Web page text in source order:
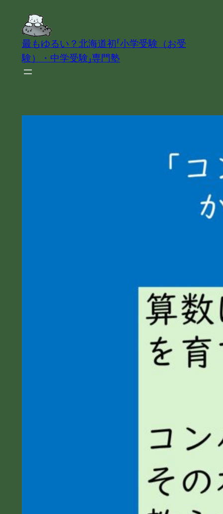
最もゆるい？北海道初「小学受験（お受
験）・中学受験」専門塾